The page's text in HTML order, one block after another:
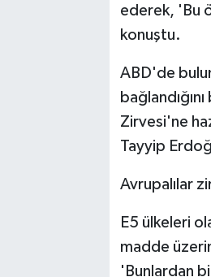
ederek, 'Bu
konuştu.
ABD'de
Zirvesi'ne
Tayyip
Avrupalılar
E5 ülkeleri
madde
'Bunlardan